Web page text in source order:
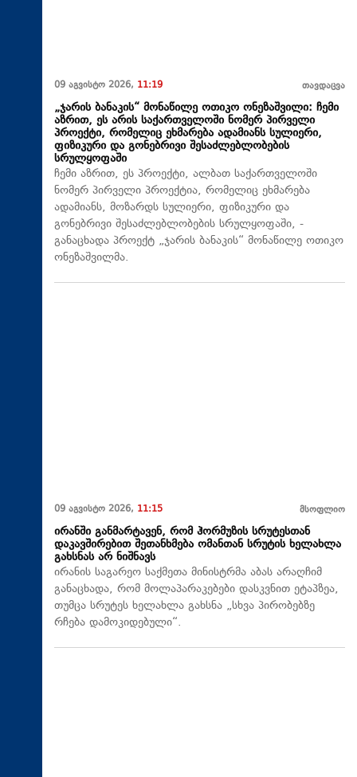
09 აგვისტო 2026, 11:19 თავდაცვა
„ჯარის ბანაკის“ მონაწილე ოთიკო ონეზაშვილი: ჩემი
აზრით, ეს არის საქართველოში ნომერ პირველი
პროექტი, რომელიც ეხმარება ადამიანს სულიერი,
ფიზიკური და გონებრივი შესაძლებლობების
სრულყოფაში
ჩემი აზრით, ეს პროექტი, ალბათ საქართველოში
ნომერ პირველი პროექტია, რომელიც ეხმარება
ადამიანს, მოზარდს სულიერი, ფიზიკური და
გონებრივი შესაძლებლობების სრულყოფაში, -
განაცხადა პროექტ „ჯარის ბანაკის“ მონაწილე ოთიკო
ონეზაშვილმა.
09 აგვისტო 2026, 11:15 მსოფლიო
ირანში განმარტავენ, რომ ჰორმუზის სრუტესთან
დაკავშირებით შეთანხმება ომანთან სრუტის ხელახლა
გახსნას არ ნიშნავს
ირანის საგარეო საქმეთა მინისტრმა აბას არაღჩიმ
განაცხადა, რომ მოლაპარაკებები დასკვნით ეტაპზეა,
თუმცა სრუტეს ხელახლა გახსნა „სხვა პირობებზე
რჩება დამოკიდებული“.